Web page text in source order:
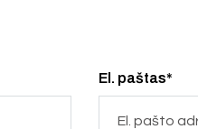
El. paštas*